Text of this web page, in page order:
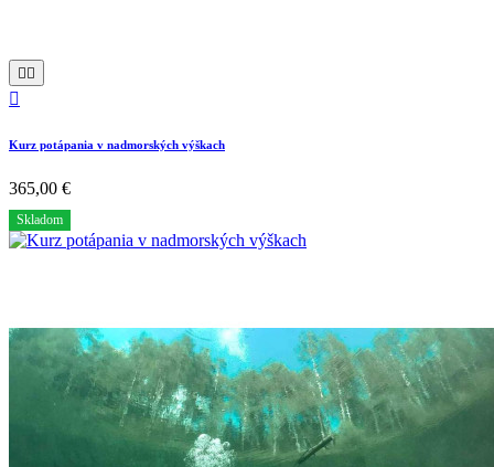


Kurz potápania v nadmorských výškach
365,00 €
Skladom